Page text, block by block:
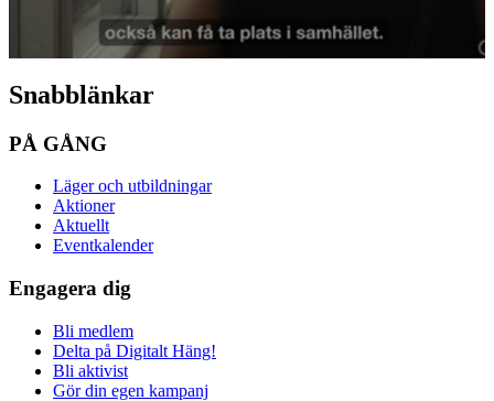
Snabblänkar
PÅ GÅNG
Läger och utbildningar
Aktioner
Aktuellt
Eventkalender
Engagera dig
Bli medlem
Delta på Digitalt Häng!
Bli aktivist
Gör din egen kampanj